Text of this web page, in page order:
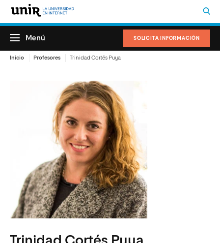
SOLICITA INFORMACIÓN
Menú
Inicio Profesores Trinidad Cortés Puya